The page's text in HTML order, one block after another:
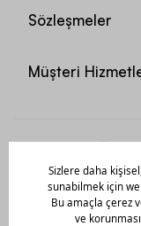
Sözleşmeler
Müşteri